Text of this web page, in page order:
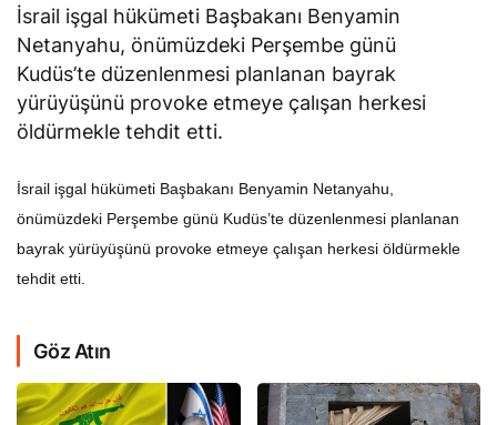
İsrail işgal hükümeti Başbakanı Benyamin
Netanyahu, önümüzdeki Perşembe günü
Kudüs’te düzenlenmesi planlanan bayrak
yürüyüşünü provoke etmeye çalışan herkesi
öldürmekle tehdit etti.
İsrail işgal hükümeti Başbakanı Benyamin Netanyahu,
önümüzdeki Perşembe günü Kudüs’te düzenlenmesi planlanan
bayrak yürüyüşünü provoke etmeye çalışan herkesi öldürmekle
tehdit etti.
Göz Atın